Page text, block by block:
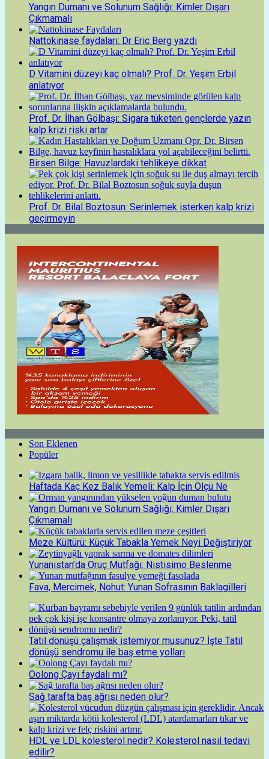
Yangın Dumanı ve Solunum Sağlığı: Kimler Dışarı
Çıkmamalı
Nattokinase faydaları: Dr Eric Berg yazdı
D Vitamini düzeyi kaç olmalı? Prof. Dr. Yeşim Erbil
anlatıyor
Prof. Dr. İlhan Gölbaşı: Sigara tüketen gençlerde yazın
kalp krizi riski artar
Birsen Bilge: Havuzlardaki tehlikeye dikkat
Prof. Dr. Bilal Boztosun: Serinlemek isterken kalp krizi
geçirmeyin
Son Eklenen
Popüler
Haftada Kaç Kez Balık Yemeli: Kalp İçin Ölçü Ne
Yangın Dumanı ve Solunum Sağlığı: Kimler Dışarı
Çıkmamalı
Meze Kültürü: Küçük Tabakla Yemek Neyi Değiştiriyor
Yunanistan’da Oruç Mutfağı: Nistisimo Beslenme
Fava, Mercimek, Nohut: Yunan Sofrasının Baklagilleri
Tatil dönüşü çalışmak istemiyor musunuz? İşte Tatil
dönüşü sendromu ile baş etme yolları
Oolong Çayı faydalı mı?
Sağ tarafta baş ağrısı neden olur?
HDL ve LDL kolesterol nedir? Kolesterol nasıl tedavi
edilir?